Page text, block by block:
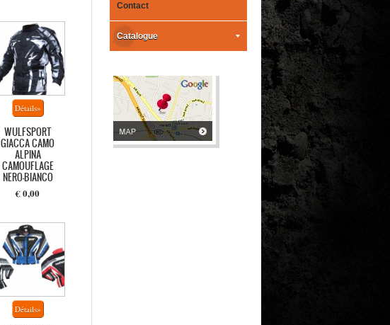
WULFSPORT
GIACCA CAMO
ALPINA
CAMOUFLAGE
NERO-BIANCO
€ 0,00
Contact
Catalogue